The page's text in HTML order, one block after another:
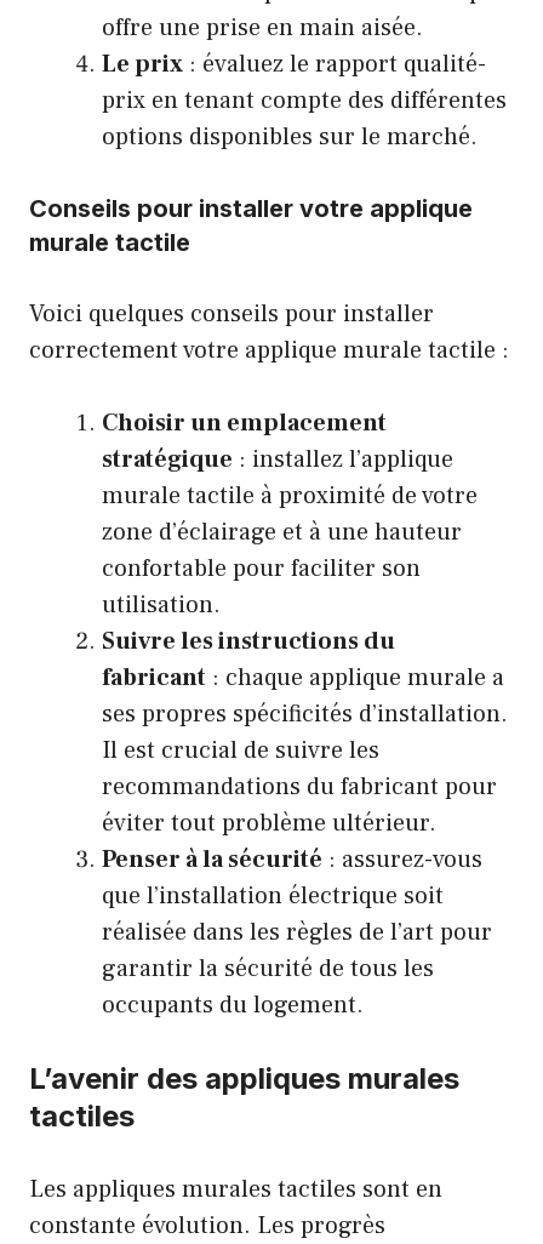
offre une prise en main aisée.
Le prix : évaluez le rapport qualité-
prix en tenant compte des différentes
options disponibles sur le marché.
Conseils pour installer votre applique
murale tactile
Voici quelques conseils pour installer
correctement votre applique murale tactile :
Choisir un emplacement
stratégique : installez l’applique
murale tactile à proximité de votre
zone d’éclairage et à une hauteur
confortable pour faciliter son
utilisation.
Suivre les instructions du
fabricant : chaque applique murale a
ses propres spécificités d’installation.
Il est crucial de suivre les
recommandations du fabricant pour
éviter tout problème ultérieur.
Penser à la sécurité : assurez-vous
que l’installation électrique soit
réalisée dans les règles de l’art pour
garantir la sécurité de tous les
occupants du logement.
L’avenir des appliques murales
tactiles
Les appliques murales tactiles sont en
constante évolution. Les progrès